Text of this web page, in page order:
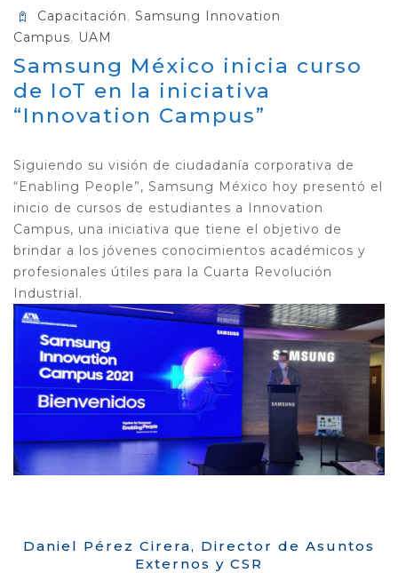
Capacitación, Samsung Innovation
Campus, UAM
Samsung México inicia curso
de IoT en la iniciativa
“Innovation Campus”
Siguiendo su visión de ciudadanía corporativa de
“Enabling People”, Samsung México hoy presentó el
inicio de cursos de estudiantes a Innovation
Campus, una iniciativa que tiene el objetivo de
brindar a los jóvenes conocimientos académicos y
profesionales útiles para la Cuarta Revolución
Industrial.
Daniel Pérez Cirera, Director de Asuntos
Externos y CSR